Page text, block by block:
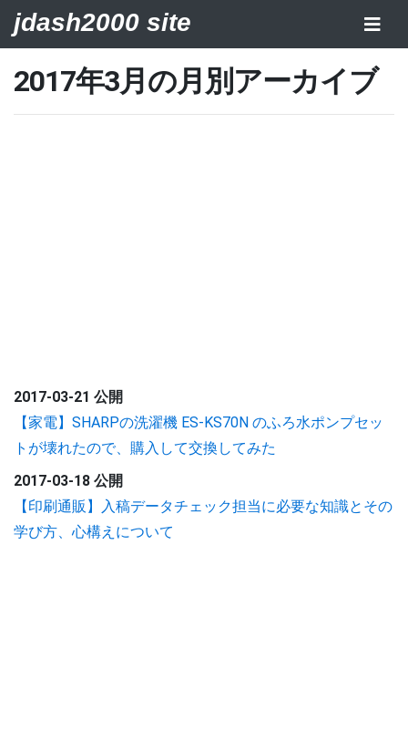
jdash2000 site
2017年3月の月別アーカイブ
2017-03-21 公開
【家電】SHARPの洗濯機 ES-KS70N のふろ水ポンプセッ
トが壊れたので、購入して交換してみた
2017-03-18 公開
【印刷通販】入稿データチェック担当に必要な知識とその
学び方、心構えについて